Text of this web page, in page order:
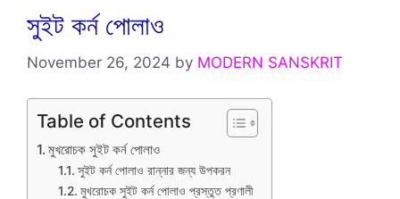
সুইট কর্ন পোলাও
November 26, 2024 by MODERN SANSKRIT
Table of Contents
মুখরোচক সুইট কর্ন পোলাও
সুইট কর্ন পোলাও রান্নার জন্য উপকরন
মুখরোচক সুইট কর্ন পোলাও প্রস্তুত প্রণালী